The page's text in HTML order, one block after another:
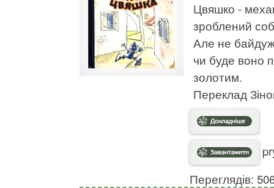
Цвяшко -
зроблений
Але не
чи буде воно
золотим.
Переклад
Переглядів: